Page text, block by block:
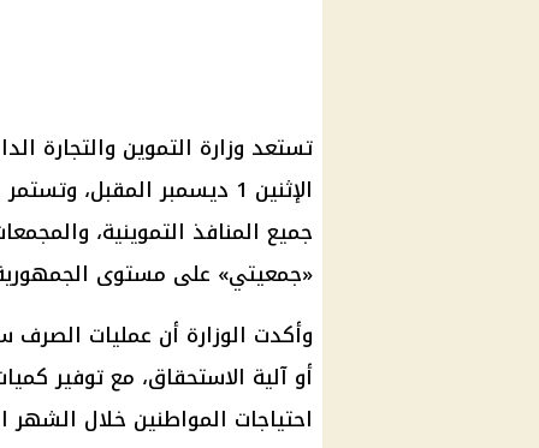
الإثنين 1 ديسمبر
جميع المنافذ التموينية،
«جمعيتي» على مستوى
وأكدت الوزارة أن عمليات
أو آلية الاستحقاق، مع توفير
احتياجات المواطنين خلال الشهر